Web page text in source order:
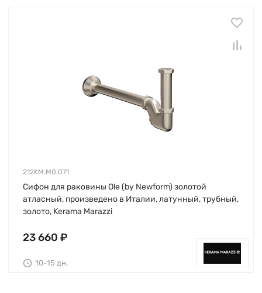
212KM.M0.071
Сифон для раковины Ole (by Newform) золотой
атласный, произведено в Италии, латунный, трубный,
золото, Kerama Marazzi
23 660 ₽
10-15 дн.